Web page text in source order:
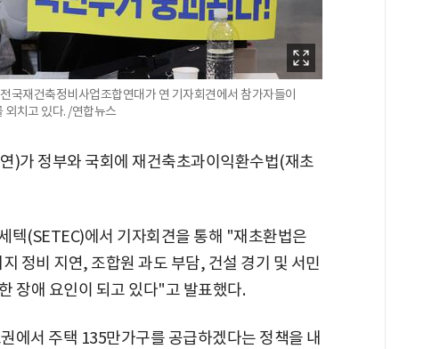
국재건축정비사업조합연대가 연 기자회견에서 참가자들이
외치고 있다. /연합뉴스
)가 정부와 국회에 재건축초과이익환수법(재초
텍(SETEC)에서 기자회견을 통해 "재초환법은
정비 지연, 조합원 과도 부담, 건설 경기 및 서민
장애 요인이 되고 있다"고 발표했다.
에서 주택 135만가구를 공급하겠다는 정책을 내